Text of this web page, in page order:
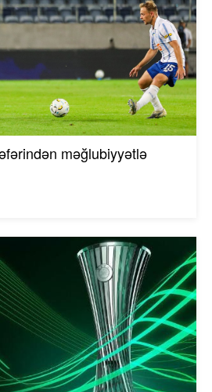
məğlubiyyətlə